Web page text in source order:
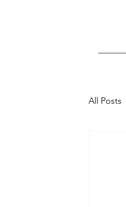
All Posts